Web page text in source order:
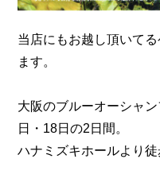
当店にもお越し頂いて
ます。
大阪のブルーオーシャ
日・18日の2日間。
ハナミズキホールより